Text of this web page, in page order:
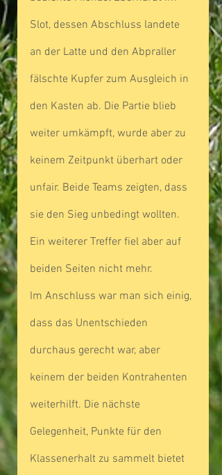
Slot, dessen Abschluss landete
an der Latte und den Abpraller
fälschte Kupfer zum Ausgleich in
den Kasten ab. Die Partie blieb
weiter umkämpft, wurde aber zu
keinem Zeitpunkt überhart oder
unfair. Beide Teams zeigten, dass
sie den Sieg unbedingt wollten.
Ein weiterer Treffer fiel aber auf
beiden Seiten nicht mehr.
Im Anschluss war man sich einig,
dass das Unentschieden
durchaus gerecht war, aber
keinem der beiden Kontrahenten
weiterhilft. Die nächste
Gelegenheit, Punkte für den
Klassenerhalt zu sammelt bietet